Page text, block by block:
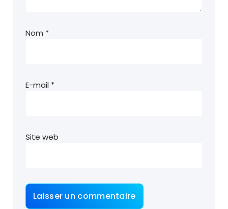
Nom *
E-mail *
Site web